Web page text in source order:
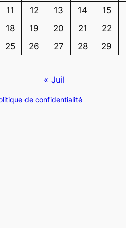
11 12 13 14 15
18 19 20 21 22
25 26 27 28 29
« Juil
de confidentialité